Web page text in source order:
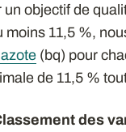
un objectif de
moins 11,5 %,
(bq) pour
de 11,5 %
des